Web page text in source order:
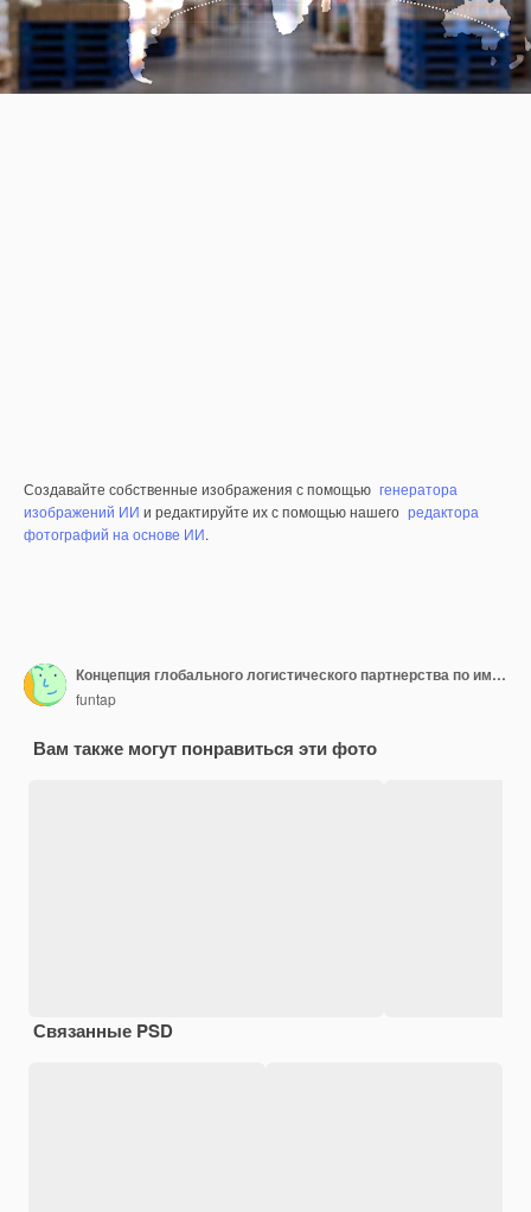
Создавайте собственные изображения с помощью генератора
изображений ИИ и редактируйте их с помощью нашего редактора
фотографий на основе ИИ.
Концепция глобального логистического партнерства по импорту и экспорту
funtap
Вам также могут понравиться эти фото
Связанные PSD